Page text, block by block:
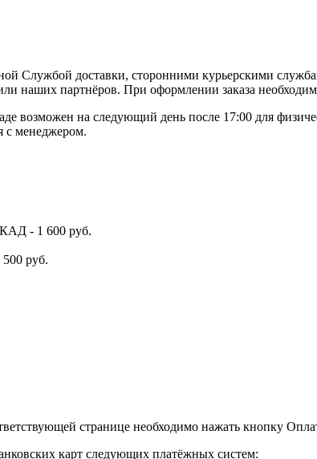
Службой доставки, сторонними курьерскими
наших партнёров. При оформлении заказа
возможен на следующий день после 17:00 для
с менеджером.
- 1 600 руб.
руб.
странице необходимо нажать кнопку
карт следующих платёжных систем: